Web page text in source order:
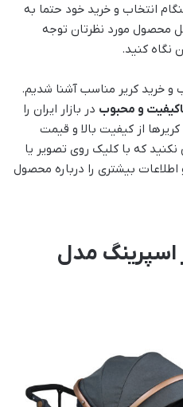
انتخاب و خرید خود حتما به
محصول مورد نظرتان توجه
کنید.
و خرید کریر مناسب آشنا شدیم.
در بازار ایران را
از کیفیت بالا و قیمت
که با کلیک روی تصویر یا
اطلاعات بیشتری را درباره محصول
مدل